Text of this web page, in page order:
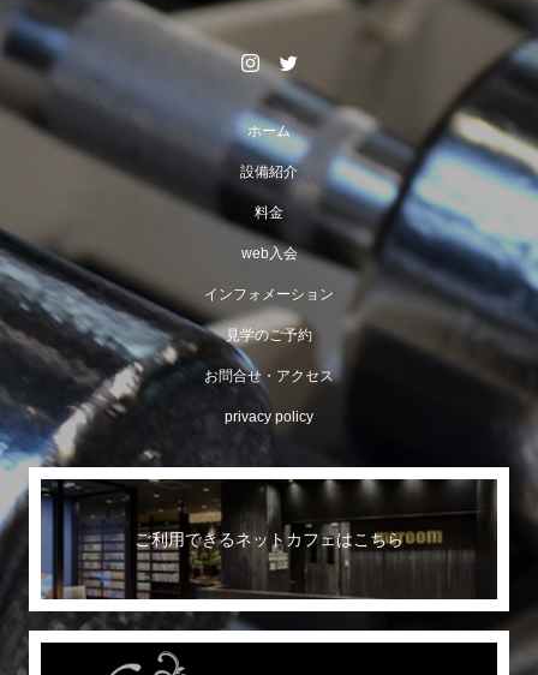
ホーム
設備紹介
料金
web入会
インフォメーション
見学のご予約
お問合せ・アクセス
privacy policy
ご利用できるネットカフェはこちら